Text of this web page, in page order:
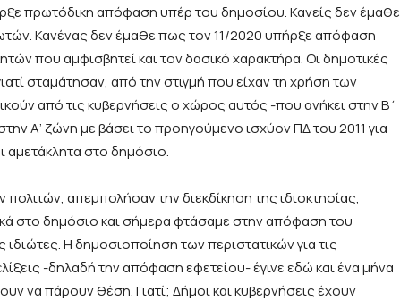
πρωτόδικη απόφαση υπέρ του δημοσίου. Κανείς δεν έμαθε
Κανένας δεν έμαθε πως τον 11/2020 υπήρξε απόφαση
που αμφισβητεί και τον δασικό χαρακτήρα. Οι δημοτικές
σταμάτησαν, από την στιγμή που είχαν τη χρήση των
από τις κυβερνήσεις ο χώρος αυτός -που ανήκει στην Β΄
Α’ ζώνη με βάσει το προηγούμενο ισχύον ΠΔ του 2011 για
αμετάκλητα στο δημόσιο.
απεμπολήσαν την διεκδίκηση της ιδιοκτησίας,
στο δημόσιο και σήμερα φτάσαμε στην απόφαση του
Η δημοσιοποίηση των περιστατικών για τις
-δηλαδή την απόφαση εφετείου- έγινε εδώ και ένα μήνα
να πάρουν θέση. Γιατί; Δήμοι και κυβερνήσεις έχουν